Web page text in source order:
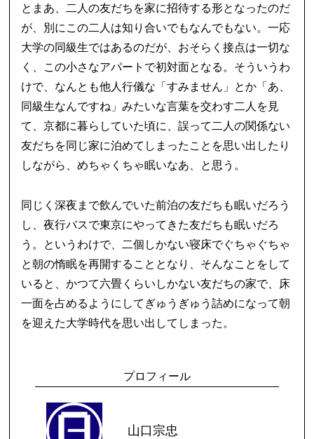
とまあ、二人の友だちを家に招待する形となったのだ
が、別にこの二人は知り合いでもなんでもない。一応
大学の同級生ではあるのだが、おそらく接点は一切な
く、この小さなアパートで初対面となる。そういうわ
けで、なんとも他人行儀な「すみません」とか「あ、
同級生なんですね」みたいな言葉を交わす二人を見
て、京都に暮らしていた頃に、誤って二人の関係ない
友だちを同じ家に泊めてしまったことを思い出したり
しながら、めちゃくちゃ眠いなあ、と思う。
同じく深夜まで飲んでいた前泊の友だちも眠いだろう
し、夜行バスで東京にやってきた友だちも眠いだろ
う。というわけで、二個しかない寝床でぐちゃぐちゃ
と朝の惰眠を再開することとなり、そんなことをして
いると、かつて六畳くらいしかない友だちの家で、床
一面を占めるようにしてぎゅうぎゅう詰めになって朝
を迎えた大学時代を思い出してしまった。
プロフィール
山口宗忠